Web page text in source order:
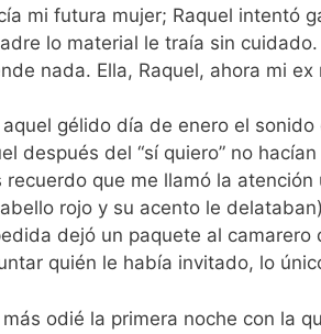
mi futura mujer; Raquel intentó
lo material le traía sin
nada. Ella, Raquel, ahora mi
aquel gélido día de enero el
después del “sí quiero” no
recuerdo que me llamó la
rojo y su acento le
dejó un paquete al
quién le había invitado, lo
más odié la primera noche con la